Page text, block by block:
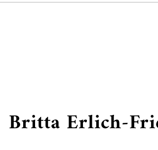
Britta Erlich-